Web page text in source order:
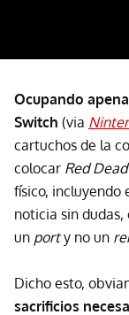
Ocupando
Switch (via
cartuchos de la
colocar Red
físico, incluyendo
noticia sin dudas,
un porty no un
Dicho esto,
sacrificios